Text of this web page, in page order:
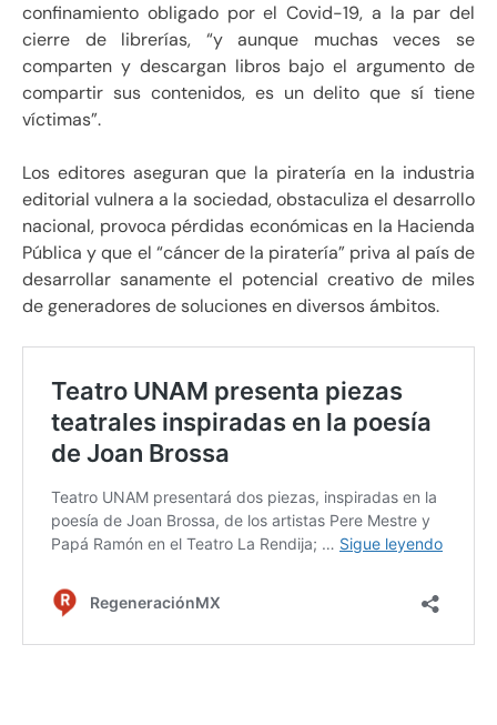
confinamiento obligado por el Covid-19, a la par del
cierre de librerías, “y aunque muchas veces se
comparten y descargan libros bajo el argumento de
compartir sus contenidos, es un delito que sí tiene
víctimas”.
Los editores aseguran que la piratería en la industria
editorial vulnera a la sociedad, obstaculiza el desarrollo
nacional, provoca pérdidas económicas en la Hacienda
Pública y que el “cáncer de la piratería” priva al país de
desarrollar sanamente el potencial creativo de miles
de generadores de soluciones en diversos ámbitos.